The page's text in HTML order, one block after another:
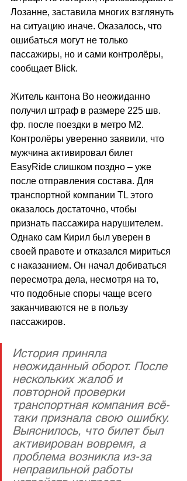
Лозанне, заставила многих взглянуть
на ситуацию иначе. Оказалось, что
ошибаться могут не только
пассажиры, но и сами контролёры,
сообщает Blick.
Житель кантона Во неожиданно
получил штраф в размере 225 шв.
фр. после поездки в метро М2.
Контролёры уверенно заявили, что
мужчина активировал билет
EasyRide слишком поздно – уже
после отправления состава. Для
транспортной компании TL этого
оказалось достаточно, чтобы
признать пассажира нарушителем.
Однако сам Кирил был уверен в
своей правоте и отказался мириться
с наказанием. Он начал добиваться
пересмотра дела, несмотря на то,
что подобные споры чаще всего
заканчиваются не в пользу
пассажиров.
История приняла
неожиданный оборот. После
нескольких жалоб и
повторной проверки
транспортная компания всё-
таки признала свою ошибку.
Выяснилось, что билет был
активирован вовремя, а
проблема возникла из-за
неправильной работы